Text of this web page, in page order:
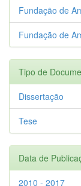
Fundação de
Fundação de
Tipo de
Dissertação
Tese
Data de
2010 - 2017